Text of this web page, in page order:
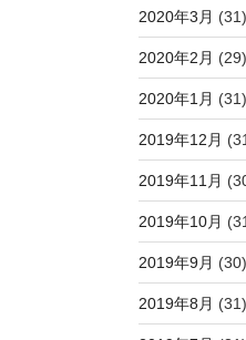
2020年3月 (31)
2020年2月 (29)
2020年1月 (31)
2019年12月
2019年11月
2019年10月
2019年9月 (30)
2019年8月 (31)